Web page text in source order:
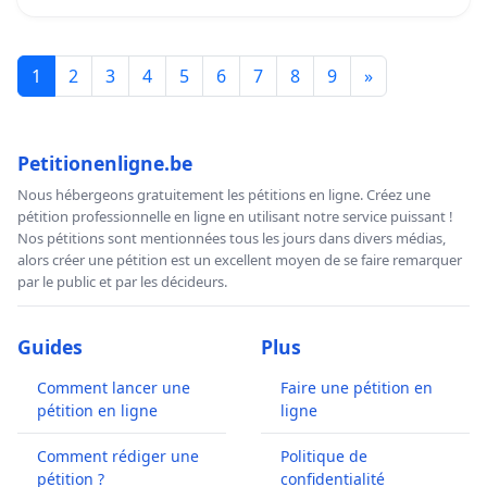
15OMS Coronavirus disease (COVID-19) Situation Report –
209
allemande de pédiatrie Maladies infectieuses (DGPI),
l'Académie allemande de médecine de l'enfant et de
l'adolescent (DAKJ), le Society for Hygiene, Environmental
Medicine and Preventive Medicine (GHUP))
17 Small droplet aerosols in poorly ventilated spaces and
Juillet 2020
It is Time to Address Airborne Transmission of
Published by Oxford University Press for the Infectious
Diseases Society of America.
«Conseils relatifs au port du masque dans les espaces
1 2 3 4 5 6 7 8 9 »
Petitionenligne.be
Nous hébergeons gratuitement les pétitions en ligne. Créez une
pétition professionnelle en ligne en utilisant notre service puissant !
Nos pétitions sont mentionnées tous les jours dans divers médias,
alors créer une pétition est un excellent moyen de se faire remarquer
par le public et par les décideurs.
Guides
Comment lancer une
pétition en ligne
Comment rédiger une
pétition ?
Plus
Faire une pétition en
ligne
Politique de
confidentialité